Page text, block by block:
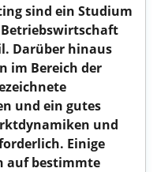
sind ein Studium
Betriebswirtschaft
Darüber hinaus
im Bereich der
und ein gutes
und
Einige
auf bestimmte